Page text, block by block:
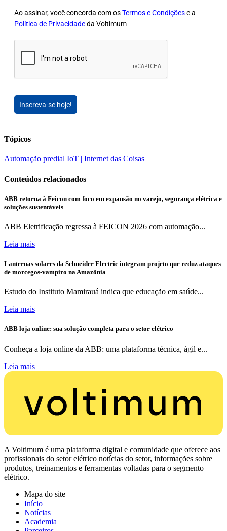
Ao assinar, você concorda com osTermos e Condiçõese a
Política de Privacidadeda Voltimum
Inscreva-se hoje!
Tópicos
Automação predial IoT | Internet das Coisas
Conteúdos relacionados
ABB retorna à Feicon com foco em expansão no varejo, segurança elétrica e
soluções sustentáveis
ABB Eletrificação regressa à FEICON 2026 com automação...
Leia mais
Lanternas solares da Schneider Electric integram projeto que reduz ataques
de morcegos-vampiro na Amazônia
Estudo do Instituto Mamirauá indica que educação em saúde...
Leia mais
ABB loja online: sua solução completa para o setor elétrico
Conheça a loja online da ABB: uma plataforma técnica, ágil e...
Leia mais
A Voltimum é uma plataforma digital e comunidade que oferece aos
profissionais do setor elétrico notícias do setor, informações sobre
produtos, treinamentos e ferramentas voltadas para o segmento
elétrico.
Mapa do site
Início
Notícias
Academia